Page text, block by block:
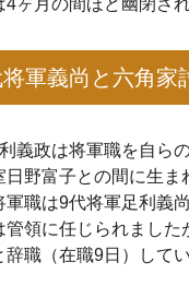
軍義尚と六角家
義政は将軍職を自ら
日野富子との間に生ま
軍職は9代将軍足利義
管領に任じられました
職（在職9日）してい